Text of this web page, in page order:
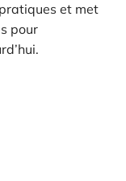
et met
pour